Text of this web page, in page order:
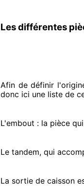
Les différentes
Afin de définir
donc ici une liste de
L'embout : la pièce
Le tandem, qui
La sortie de caisson